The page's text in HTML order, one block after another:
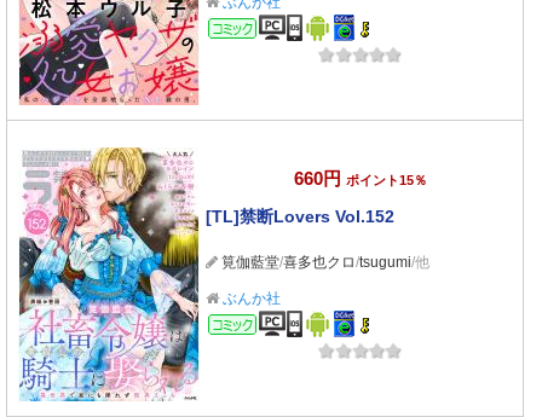
コミック
660円 ポイント15％
[TL]禁断Lovers Vol.152
筧伽藍堂/喜多也クロ/tsugumi/他
ぶんか社
コミック